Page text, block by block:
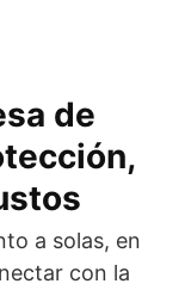
de
a solas, en
con la